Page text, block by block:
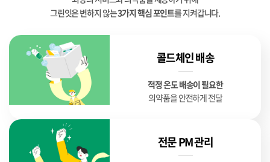
그린잇은 변하지 않는3가지 핵심 포인트를 지켜갑니다.
콜드체인 배송
적정 온도 배송이 필요한
의약품을 안전하게 전달
전문 PM 관리